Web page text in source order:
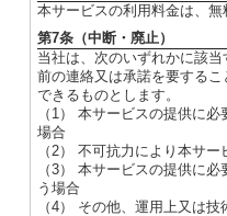
本サービスの利用料金は、無
第7条（中断・廃止）
当社は、次のいずれかに該
前の連絡又は承諾を要する
できるものとします。
（1） 本サービスの提供に
場合
（2） 不可抗力により本サ
（3） 本サービスの提供に
う場合
（4） その他、運用上又は